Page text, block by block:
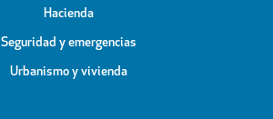
Hacienda
Seguridad y emergencias
Urbanismo y vivienda